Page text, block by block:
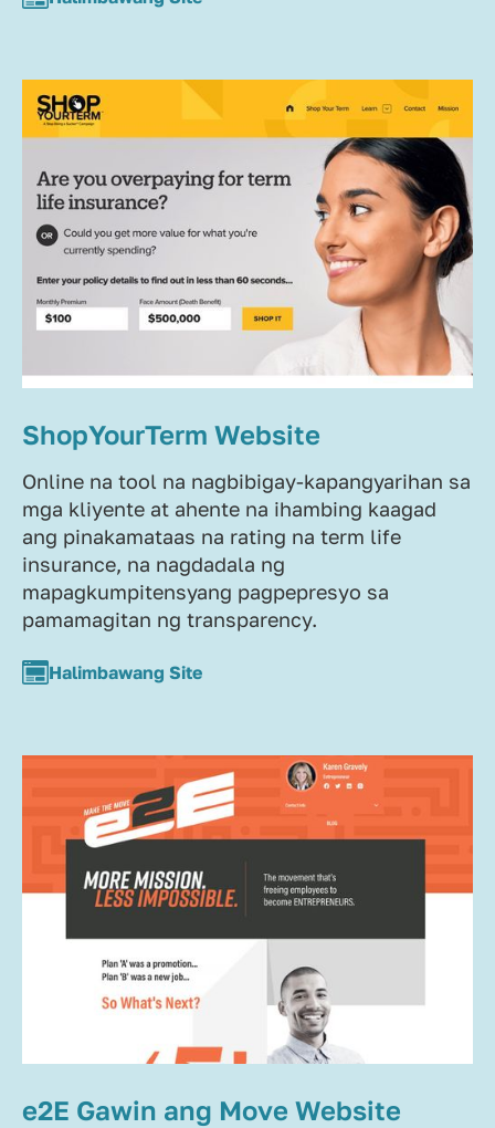
ShopYourTerm Website
Online na tool na nagbibigay-kapangyarihan sa
mga kliyente at ahente na ihambing kaagad
ang pinakamataas na rating na term life
insurance, na nagdadala ng
mapagkumpitensyang pagpepresyo sa
pamamagitan ng transparency.
Halimbawang Site
e2E Gawin ang Move Website